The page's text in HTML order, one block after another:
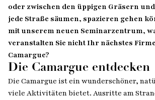
oder zwischen den üppigen Gräsern
jede Straße säumen, spazieren gehen
mit unserem neuen Seminarzentrum,
veranstalten Sie nicht Ihr nächstes
Camargue?
Die Camargue entdecken
Die Camargue ist ein wunderschöner,
viele Aktivitäten bietet. Ausritte am